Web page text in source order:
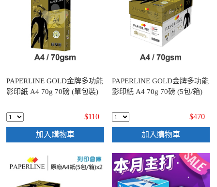
PAPERLINE GOLD金牌多功能
影印紙 A4 70g 70磅 (單包裝)
$110
加入購物車
PAPERLINE GOLD金牌多功能
影印紙 A4 70g 70磅 (5包/箱)
$470
加入購物車